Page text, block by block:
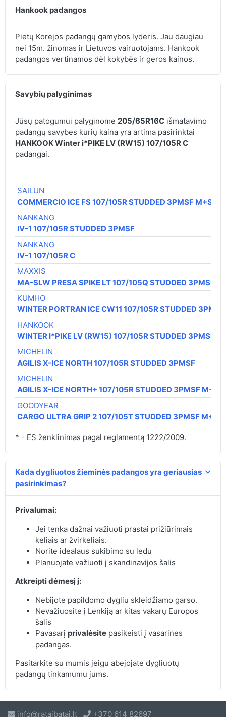
Hankook padangos
Pietų Korėjos padangų gamybos lyderis. Jau daugiau
nei 15m. žinomas ir Lietuvos vairuotojams. Hankook
padangos vertinamos dėl kokybės ir geros kainos.
Savybių palyginimas
Jūsų patogumui palyginome 205/65R16Cišmatavimo
padangų savybes kurių kaina yra artima pasirinktai
HANKOOK Winter i*PIKE LV (RW15) 107/105R C
padangai.
SAILUN
COMMERCIO ICE FS 107/105R STUDDED 3PMSF M+S
NANKANG
IV-1 107/105R STUDDED 3PMSF
NANKANG
IV-1 107/105R C
MAXXIS
MA-SLW PRESA SPIKE LT 107/105Q STUDDED 3PMSF
KUMHO
WINTER PORTRAN ICE CW11 107/105R STUDDED
HANKOOK
WINTER I*PIKE LV (RW15) 107/105R STUDDED 3PMSF
MICHELIN
AGILIS X-ICE NORTH 107/105R STUDDED 3PMSF
MICHELIN
AGILIS X-ICE NORTH+ 107/105R STUDDED 3PMSF M+S
GOODYEAR
CARGO ULTRA GRIP 2 107/105T STUDDED 3PMSF M+S
* - ES ženklinimas pagal reglamentą 1222/2009.
Kada dygliuotos žieminės padangos yra geriausias
pasirinkimas?
Privalumai:
Jei tenka dažnai važiuoti prastai prižiūrimais
keliais ar žvirkeliais.
Norite idealaus sukibimo su ledu
Planuojate važiuoti į skandinavijos šalis
Atkreipti dėmesį į:
Nebijote papildomo dygliu skleidžiamo garso.
Nevažiuosite į Lenkiją ar kitas vakarų Europos
šalis
Pavasarį privalėsitepasikeisti į vasarines
padangas.
Pasitarkite su mumis jeigu abejojate dygliuotų
padangų tinkamumu jums.
info@rataibatai.lt +370 614 82697